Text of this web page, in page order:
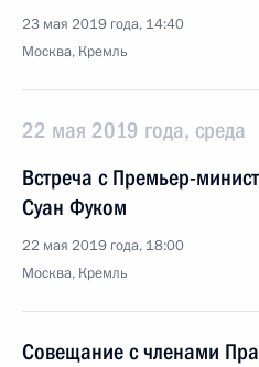
23 мая 2019 года, 14:40
Москва, Кремль
22 мая 2019 года, среда
Встреча с Премьер-
Суан Фуком
22 мая 2019 года, 18:00
Москва, Кремль
Совещание с членами